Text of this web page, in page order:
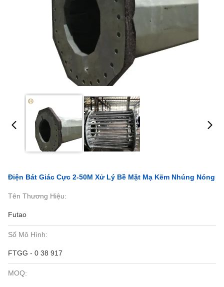
Điện Bát Giác Cực 2-50M Xử Lý Bề Mặt Mạ Kẽm Nhúng Nóng
Tên Thương Hiệu:
Futao
Số Mô Hình:
FTGG - 0 38 917
MOQ: